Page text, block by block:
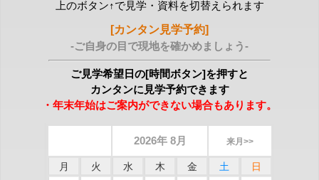
上のボタン↑で見学・資料を切替えられます
[カンタン見学予約]
-ご自身の目で現地を確かめましょう-
ご見学希望日の[時間ボタン]を押すと
カンタンに見学予約できます
・年末年始はご案内ができない場合もあります。
2026年 8月 来月>>
月 火 水 木 金 土
日